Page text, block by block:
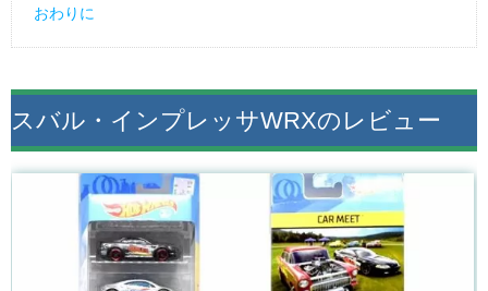
おわりに
スバル・インプレッサWRXのレビュー